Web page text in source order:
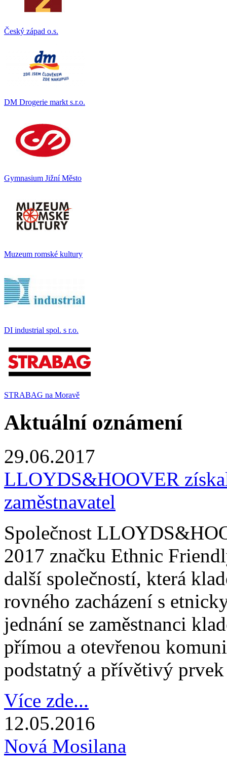
Český západ o.s.
DM Drogerie markt s.r.o.
Gymnasium Jižní Město
Muzeum romské kultury
DI industrial spol. s r.o.
STRABAG na Moravě
Aktuální oznámení
29.06.2017
LLOYDS&HOOVER
zaměstnavatel
Společnost
2017 značku Ethnic
další společností, která
rovného zacházení s
jednání se zaměstnanci
přímou a otevřenou
podstatný a přívětivý
Více zde...
12.05.2016
Nová Mosilana